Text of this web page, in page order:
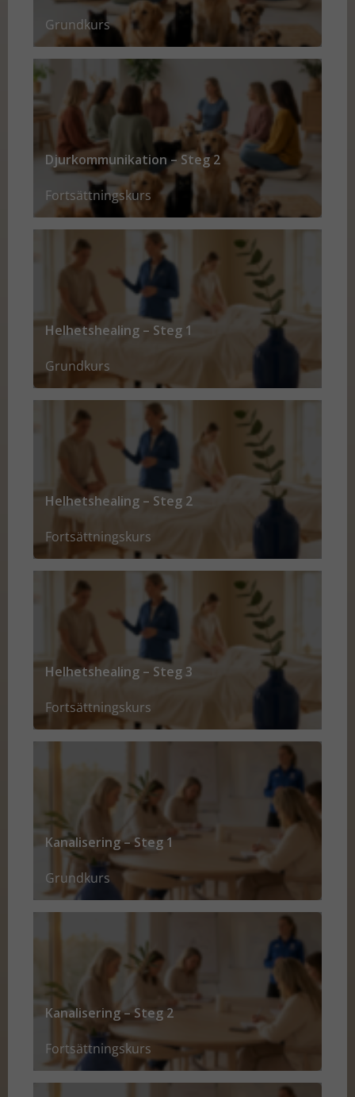
Grundkurs
Djurkommunikation – Steg 2
Fortsättningskurs
Helhetshealing – Steg 1
Grundkurs
Helhetshealing – Steg 2
Fortsättningskurs
Helhetshealing – Steg 3
Fortsättningskurs
Kanalisering – Steg 1
Grundkurs
Kanalisering – Steg 2
Fortsättningskurs
anpassat innehåll
och erbjudanden.